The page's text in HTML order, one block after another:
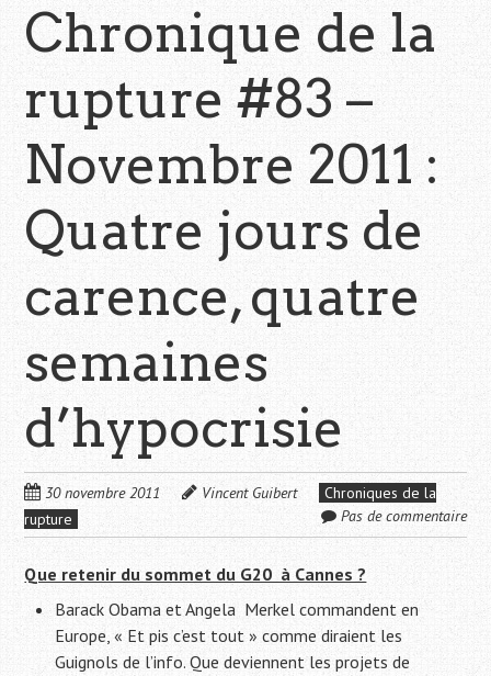
Chronique de la
rupture #83 –
Novembre 2011 :
Quatre jours de
carence, quatre
semaines
d’hypocrisie
30 novembre 2011 Vincent Guibert
Chroniques de la
rupture
Pas de commentaire
Que retenir du sommet du G20 à Cannes ?
Barack Obama et Angela Merkel commandent en
Europe, « Et pis c’est tout » comme diraient les
Guignols de l’info. Que deviennent les projets de